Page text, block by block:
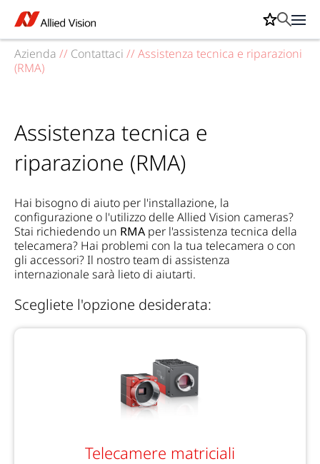
Azienda // Contattaci // Assistenza tecnica e riparazioni
(RMA)
Assistenza tecnica e
riparazione (RMA)
Hai bisogno di aiuto per l'installazione, la
configurazione o l'utilizzo delle Allied Vision cameras?
Stai richiedendo un RMA per l'assistenza tecnica della
telecamera? Hai problemi con la tua telecamera o con
gli accessori? Il nostro team di assistenza
internazionale sarà lieto di aiutarti.
Scegliete l'opzione desiderata:
Telecamere matriciali